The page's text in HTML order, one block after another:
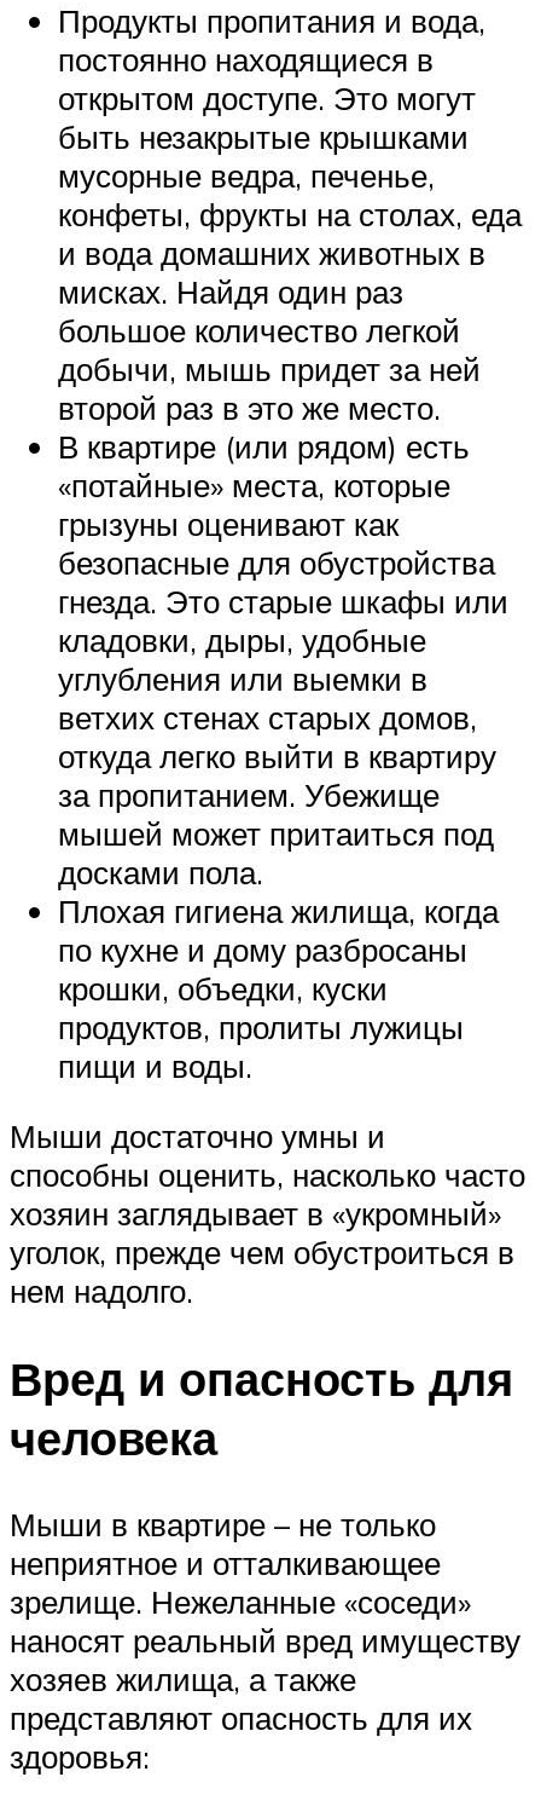
Продукты пропитания и вода,
постоянно находящиеся в
открытом доступе. Это могут
быть незакрытые крышками
мусорные ведра, печенье,
конфеты, фрукты на столах, еда
и вода домашних животных в
мисках. Найдя один раз
большое количество легкой
добычи, мышь придет за ней
второй раз в это же место.
В квартире (или рядом) есть
«потайные» места, которые
грызуны оценивают как
безопасные для обустройства
гнезда. Это старые шкафы или
кладовки, дыры, удобные
углубления или выемки в
ветхих стенах старых домов,
откуда легко выйти в квартиру
за пропитанием. Убежище
мышей может притаиться под
досками пола.
Плохая гигиена жилища, когда
по кухне и дому разбросаны
крошки, объедки, куски
продуктов, пролиты лужицы
пищи и воды.
Мыши достаточно умны и
способны оценить, насколько часто
хозяин заглядывает в «укромный»
уголок, прежде чем обустроиться в
нем надолго.
Вред и опасность для
человека
Мыши в квартире – не только
неприятное и отталкивающее
зрелище. Нежеланные «соседи»
наносят реальный вред имуществу
хозяев жилища, а также
представляют опасность для их
здоровья: